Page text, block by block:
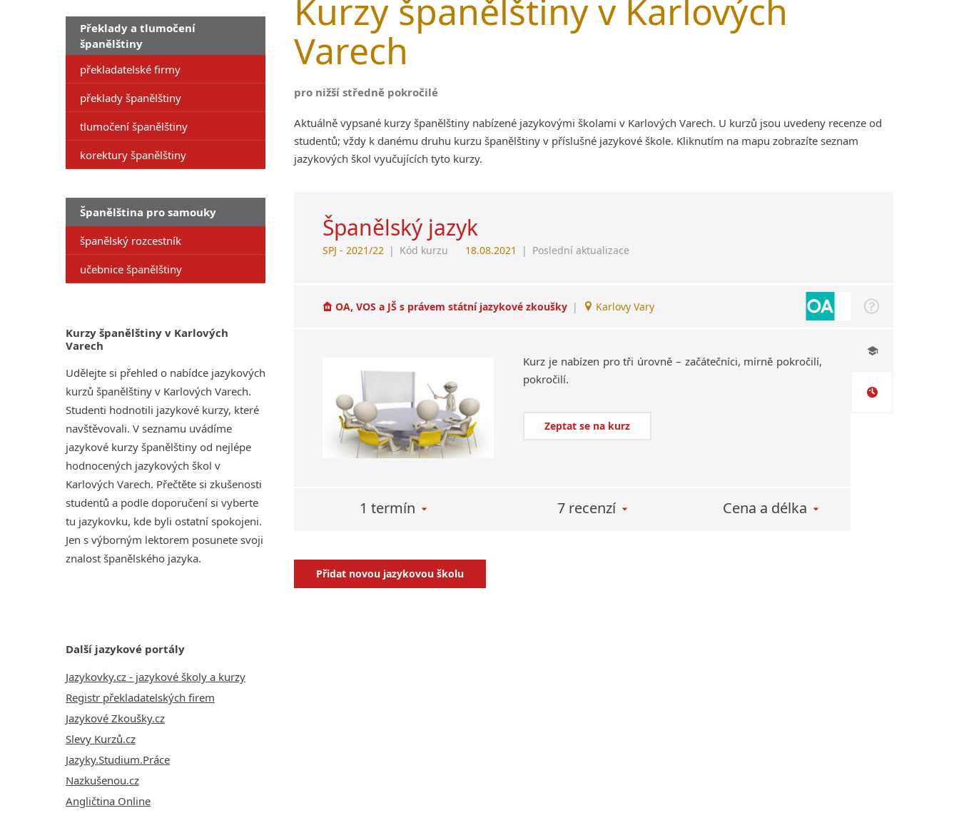
Překlady a tlumočení
španělštiny
překladatelské firmy
překlady španělštiny
tlumočení španělštiny
korektury španělštiny
Španělština pro samouky
španělský rozcestník
učebnice španělštiny
Kurzy španělštiny v Karlových
Varech
Udělejte si přehled o nabídce jazykových
kurzů španělštiny v Karlových Varech.
Studenti hodnotili jazykové kurzy, které
navštěvovali. V seznamu uvádíme
jazykové kurzy španělštiny od nejlépe
hodnocených jazykových škol v
Karlových Varech. Přečtěte si zkušenosti
studentů a podle doporučení si vyberte
tu jazykovku, kde byli ostatní spokojeni.
Jen s výborným lektorem posunete svoji
znalost španělského jazyka.
Další jazykové portály
Jazykovky.cz - jazykové školy a kurzy
Registr překladatelských firem
Jazykové Zkoušky.cz
Slevy Kurzů.cz
Jazyky.Studium.Práce
Nazkušenou.cz
Angličtina Online
Kurzy španělštiny v Karlových
Varech
pro nižší středně pokročilé
Aktuálně vypsané kurzy španělštiny nabízené jazykovými školami v Karlových Varech. U kurzů jsou uvedeny recenze od
studentů; vždy k danému druhu kurzu španělštiny v příslušné jazykové škole. Kliknutím na mapu zobrazíte seznam
jazykových škol vyučujících tyto kurzy.
Španělský jazyk
SPJ - 2021/22 | Kód kurzu 18.08.2021 | Poslední aktualizace
OA, VOS a JŠ s právem státní jazykové zkoušky | Karlovy Vary
Kurz je nabízen pro tři úrovně – začátečníci, mírně pokročilí,
pokročilí.
Zeptat se na kurz
1 termín 7 recenzí Cena a délka
Přidat novou jazykovou školu